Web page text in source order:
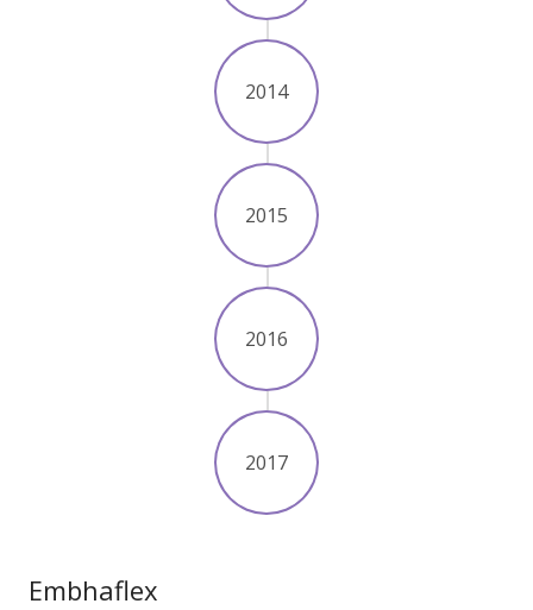
2014
2015
2016
2017
Embhaflex